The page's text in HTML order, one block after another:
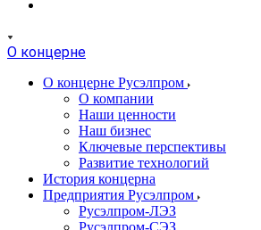
О концерне
О концерне Русэлпром
О компании
Наши ценности
Наш бизнес
Ключевые перспективы
Развитие технологий
История концерна
Предприятия Русэлпром
Русэлпром-ЛЭЗ
Русэлпром-СЭЗ